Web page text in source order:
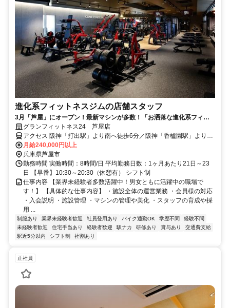
進化系フィットネスジムの店舗スタッフ
3月「芦屋」にオープン！最新マシンが多数！「お洒落な進化系フィッ
トネスジム」で社員募集！未経験歓迎！
グランフィットネス24 芦屋店
アクセス 阪神「打出駅」より南へ徒歩6分／阪神「香櫨園駅」より徒
歩17分
月給240,000円以上
兵庫県芦屋市
勤務時間 実働時間：8時間/日 平均勤務日数：1ヶ月あたり21日～23
日 【早番】10:30～20:30（休憩有） シフト制
仕事内容 【業界未経験者多数活躍中！男女ともに活躍中の職場で
す！】 【具体的な仕事内容】 ・施設全体の運営業務 ・会員様の対応
・入会説明 ・施設管理 ・マシンの管理や美化 ・スタッフの育成や採
用 ...
制服あり 業界未経験者歓迎 社員登用あり バイク通勤OK 学歴不問
経験不問
未経験者歓迎
住宅手当あり 経験者歓迎 駅ナカ 研修あり 賞与あり
交通費支給
駅近5分以内
シフト制 社割あり
正社員